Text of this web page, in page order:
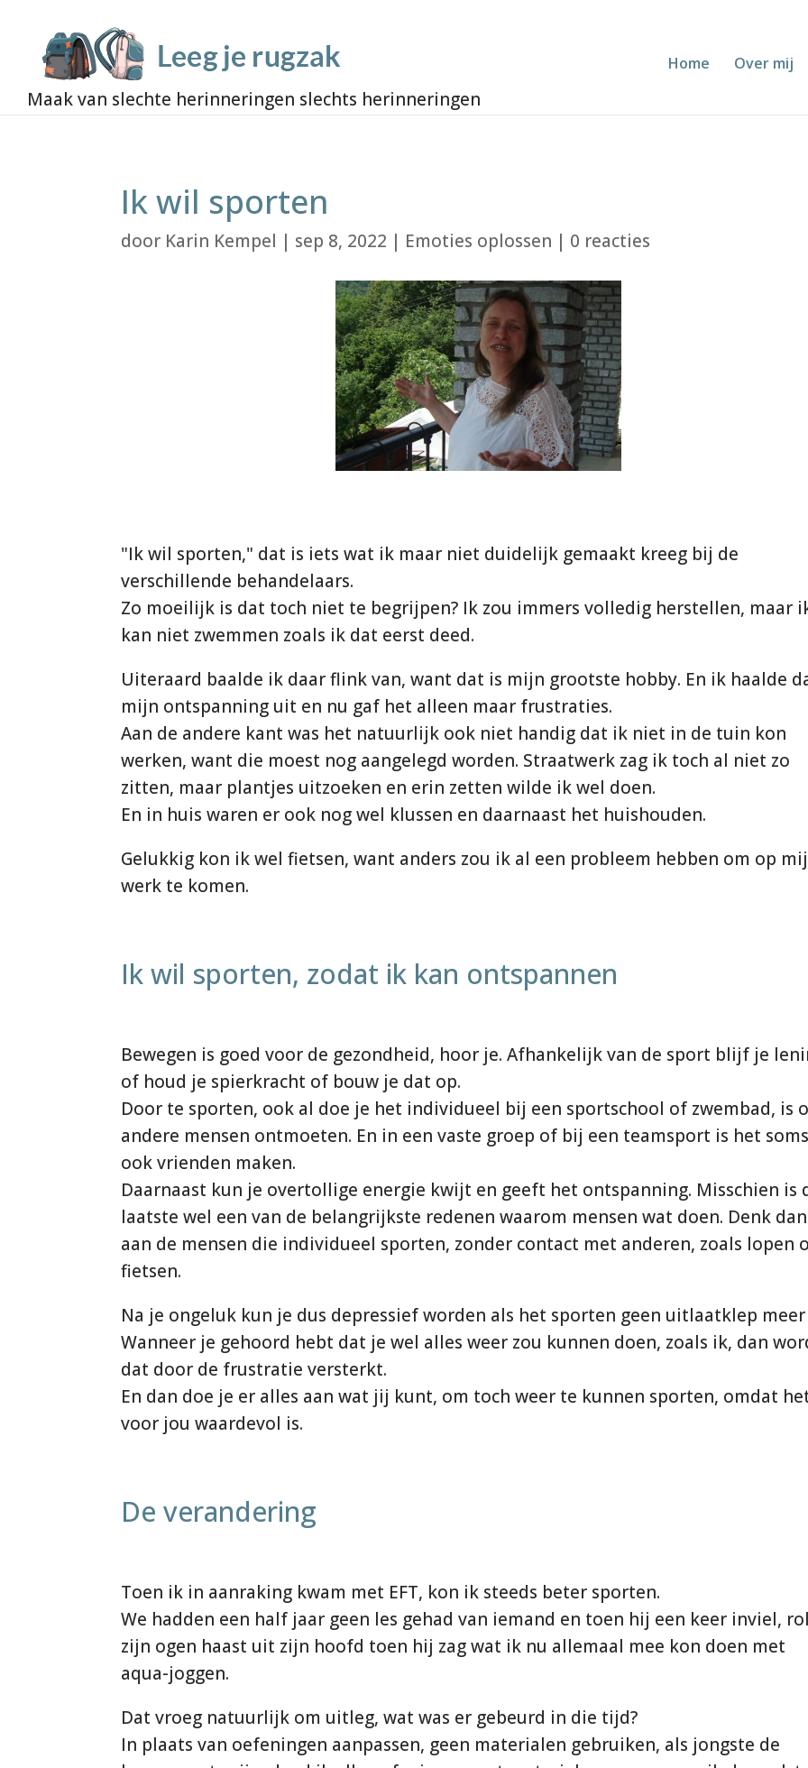
Home Over mij
Ik wil sporten
door Karin Kempel | sep 8, 2022 | Emoties oplossen | 0 reacties
"Ik wil sporten," dat is iets wat ik maar niet duidelijk gemaakt kreeg bij de
verschillende behandelaars.
Zo moeilijk is dat toch niet te begrijpen? Ik zou immers volledig herstellen, maar
kan niet zwemmen zoals ik dat eerst deed.
Uiteraard baalde ik daar flink van, want dat is mijn grootste hobby. En ik haalde
mijn ontspanning uit en nu gaf het alleen maar frustraties.
Aan de andere kant was het natuurlijk ook niet handig dat ik niet in de tuin kon
werken, want die moest nog aangelegd worden. Straatwerk zag ik toch al niet zo
zitten, maar plantjes uitzoeken en erin zetten wilde ik wel doen.
En in huis waren er ook nog wel klussen en daarnaast het huishouden.
Gelukkig kon ik wel fietsen, want anders zou ik al een probleem hebben om op
werk te komen.
Ik wil sporten, zodat ik kan ontspannen
Bewegen is goed voor de gezondheid, hoor je. Afhankelijk van de sport blijf je
of houd je spierkracht of bouw je dat op.
Door te sporten, ook al doe je het individueel bij een sportschool of zwembad, is
andere mensen ontmoeten. En in een vaste groep of bij een teamsport is het
ook vrienden maken.
Daarnaast kun je overtollige energie kwijt en geeft het ontspanning. Misschien is
laatste wel een van de belangrijkste redenen waarom mensen wat doen. Denk dan
aan de mensen die individueel sporten, zonder contact met anderen, zoals lopen
fietsen.
Na je ongeluk kun je dus depressief worden als het sporten geen uitlaatklep meer
Wanneer je gehoord hebt dat je wel alles weer zou kunnen doen, zoals ik, dan
dat door de frustratie versterkt.
En dan doe je er alles aan wat jij kunt, om toch weer te kunnen sporten, omdat
voor jou waardevol is.
De verandering
Toen ik in aanraking kwam met EFT, kon ik steeds beter sporten.
We hadden een half jaar geen les gehad van iemand en toen hij een keer inviel,
zijn ogen haast uit zijn hoofd toen hij zag wat ik nu allemaal mee kon doen met
aqua-joggen.
Dat vroeg natuurlijk om uitleg, wat was er gebeurd in die tijd?
In plaats van oefeningen aanpassen, geen materialen gebruiken, als jongste de